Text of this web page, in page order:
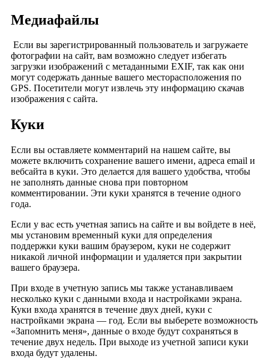
Медиафайлы
Если вы зарегистрированный пользователь и загружаете
фотографии на сайт, вам возможно следует избегать
загрузки изображений с метаданными EXIF, так как они
могут содержать данные вашего месторасположения по
GPS. Посетители могут извлечь эту информацию скачав
изображения с сайта.
Куки
Если вы оставляете комментарий на нашем сайте, вы
можете включить сохранение вашего имени, адреса email и
вебсайта в куки. Это делается для вашего удобства, чтобы
не заполнять данные снова при повторном
комментировании. Эти куки хранятся в течение одного
года.
Если у вас есть учетная запись на сайте и вы войдете в неё,
мы установим временный куки для определения
поддержки куки вашим браузером, куки не содержит
никакой личной информации и удаляется при закрытии
вашего браузера.
При входе в учетную запись мы также устанавливаем
несколько куки с данными входа и настройками экрана.
Куки входа хранятся в течение двух дней, куки с
настройками экрана — год. Если вы выберете возможность
«Запомнить меня», данные о входе будут сохраняться в
течение двух недель. При выходе из учетной записи куки
входа будут удалены.